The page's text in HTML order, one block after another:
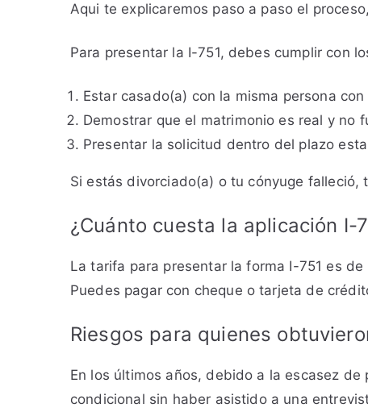
Aqui te explicaremos paso a paso el
Para presentar la I-751, debes cumplir con
Estar casado(a) con la misma persona
Demostrar que el matrimonio es real y no
Presentar la solicitud dentro del plazo
Si estás divorciado(a) o tu cónyuge
¿Cuánto cuesta la aplicación I-
La tarifa para presentar la forma I-751 es
Puedes pagar con cheque o tarjeta de
Riesgos para quienes
En los últimos años, debido a la escasez de
condicional sin haber asistido a una